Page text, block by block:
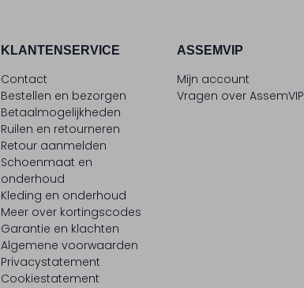
KLANTENSERVICE
Contact
Bestellen en bezorgen
Betaalmogelijkheden
Ruilen en retourneren
Retour aanmelden
Schoenmaat en
onderhoud
Kleding en onderhoud
Meer over kortingscodes
Garantie en klachten
Algemene voorwaarden
Privacystatement
Cookiestatement
ASSEMVIP
Mijn account
Vragen over AssemVIP